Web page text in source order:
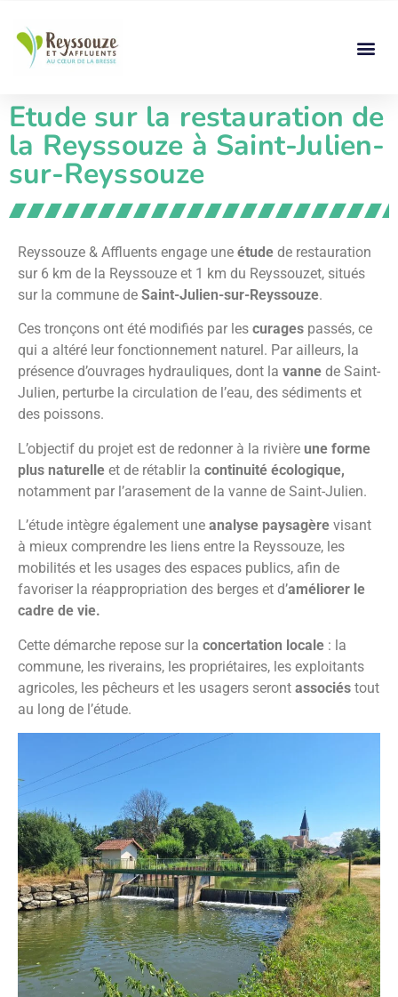
Etude sur la restauration de
la Reyssouze à Saint-Julien-
sur-Reyssouze
Reyssouze & Affluents engage une étude de restauration
sur 6 km de la Reyssouze et 1 km du Reyssouzet, situés
sur la commune de Saint-Julien-sur-Reyssouze.
Ces tronçons ont été modifiés par les curages passés, ce
qui a altéré leur fonctionnement naturel. Par ailleurs, la
présence d’ouvrages hydrauliques, dont la vanne de Saint-
Julien, perturbe la circulation de l’eau, des sédiments et
des poissons.
L’objectif du projet est de redonner à la rivière une forme
plus naturelle et de rétablir la continuité écologique,
notamment par l’arasement de la vanne de Saint-Julien.
L’étude intègre également une analyse paysagère visant
à mieux comprendre les liens entre la Reyssouze, les
mobilités et les usages des espaces publics, afin de
favoriser la réappropriation des berges et d’améliorer le
cadre de vie.
Cette démarche repose sur la concertation locale : la
commune, les riverains, les propriétaires, les exploitants
agricoles, les pêcheurs et les usagers seront associés tout
au long de l’étude.